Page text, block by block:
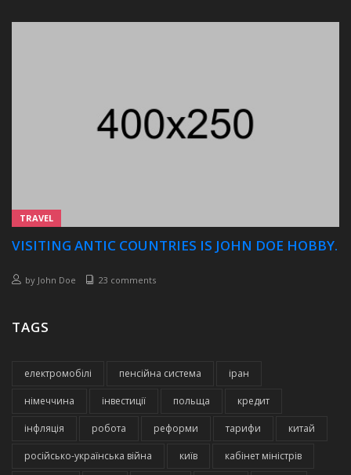
TRAVEL
VISITING ANTIC COUNTRIES IS JOHN DOE HOBBY.
by John Doe 23 comments
TAGS
електромобілі пенсійна система іран
німеччина інвестиції польща кредит
інфляція робота реформи тарифи китай
російсько-українська війна київ кабінет міністрів